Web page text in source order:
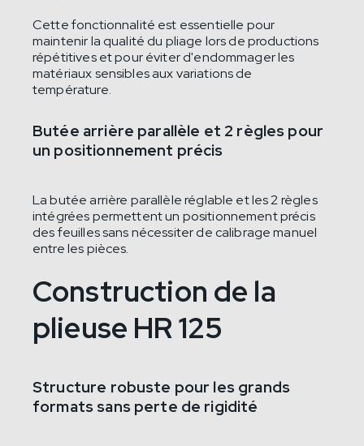
Cette fonctionnalité est essentielle pour
maintenir la qualité du pliage lors de productions
répétitives et pour éviter d'endommager les
matériaux sensibles aux variations de
température.
Butée arrière parallèle et 2 règles pour
un positionnement précis
La butée arrière parallèle réglable et les 2 règles
intégrées permettent un positionnement précis
des feuilles sans nécessiter de calibrage manuel
entre les pièces.
Construction de la
plieuse HR 125
Structure robuste pour les grands
formats sans perte de rigidité